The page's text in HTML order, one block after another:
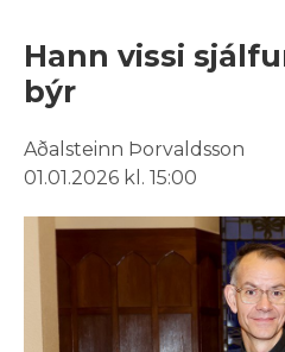
Hann vissi
býr
Aðalsteinn Þorvaldsson
01.01.2026 kl. 15:00